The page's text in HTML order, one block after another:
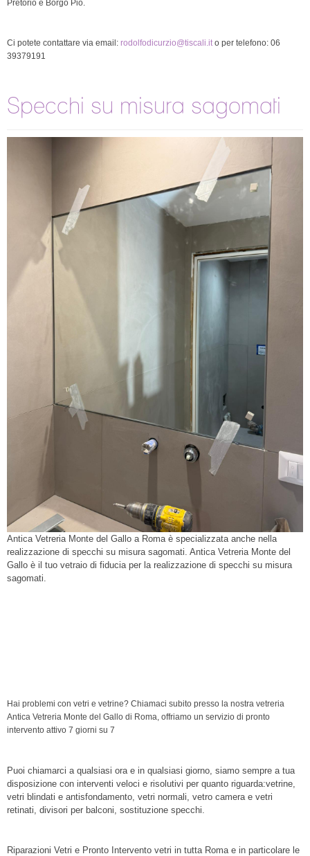
Pretorio e Borgo Pio.
Ci potete contattare via email: rodolfodicurzio@tiscali.ito per telefono: 06
39379191
Specchi su misura sagomati
Antica Vetreria Monte del Gallo a Roma è specializzata anche nella
realizzazione di specchi su misura sagomati. Antica Vetreria Monte del
Gallo è il tuo vetraio di fiducia per la realizzazione di specchi su misura
sagomati.
Hai problemi con vetri e vetrine? Chiamaci subito presso la nostra vetreria
Antica Vetreria Monte del Gallo di Roma, offriamo un servizio di pronto
intervento attivo 7 giorni su 7
Puoi chiamarci a qualsiasi ora e in qualsiasi giorno, siamo sempre a tua
disposizione con interventi veloci e risolutivi per quanto riguarda:vetrine,
vetri blindati e antisfondamento, vetri normali, vetro camera e vetri
retinati, divisori per balconi, sostituzione specchi.
Riparazioni Vetri e Pronto Intervento vetri in tutta Roma e in particolare le